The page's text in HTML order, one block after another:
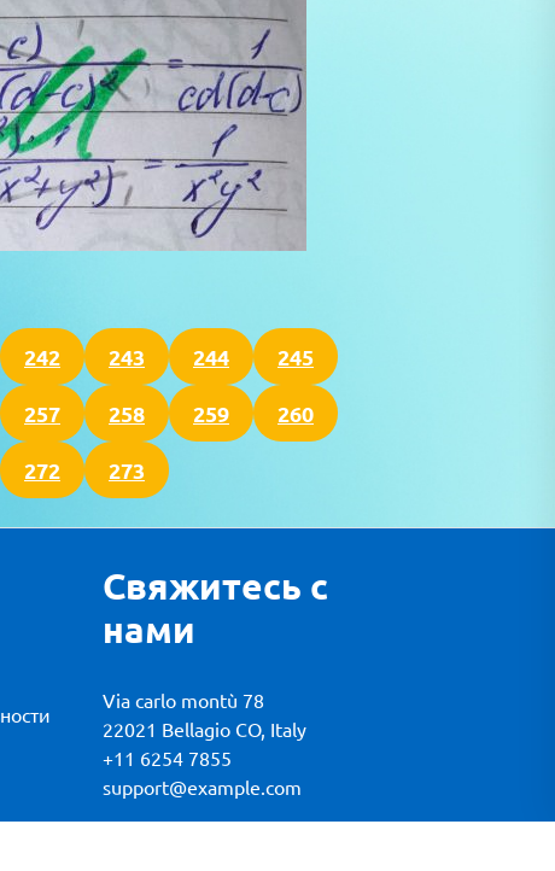
242 243 244 245
257 258 259 260
272 273
Свяжитесь с
нами
Via carlo montù 78
22021 Bellagio CO, Italy
+11 6254 7855
support@example.com